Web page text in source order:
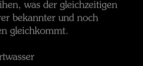
was der gleichzeitigen
bekannter und noch
gleichkommt.